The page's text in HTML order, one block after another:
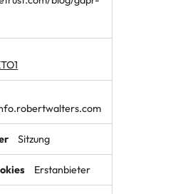
Sitzung
Erstanbieter